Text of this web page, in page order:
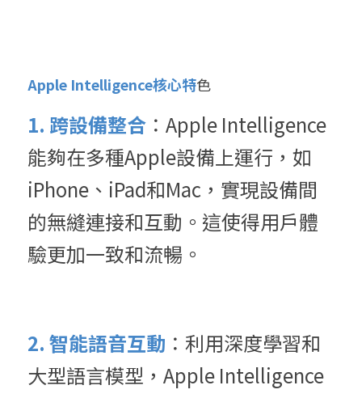
Apple Intelligence核心特色
1. 跨設備整合 ：Apple Intelligence
能夠在多種Apple設備上運行，如
iPhone、iPad和Mac，實現設備間
的無縫連接和互動。這使得用戶體
驗更加一致和流暢。
2. 智能語音互動 ：利用深度學習和
大型語言模型，Apple Intelligence